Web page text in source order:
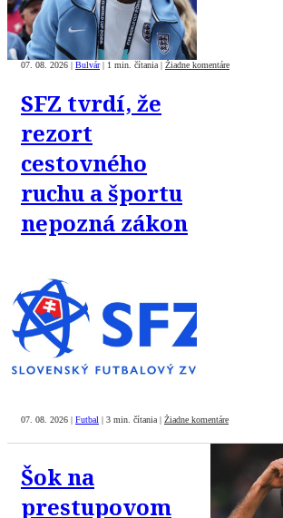
07. 08. 2026 | Bulvár | 1 min. čítania | Žiadne komentáre
SFZ tvrdí, že
rezort
cestovného
ruchu a športu
nepozná zákon
07. 08. 2026 | Futbal | 3 min. čítania | Žiadne komentáre
Šok na
prestupovom